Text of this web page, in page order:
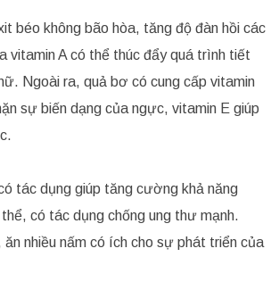
béo không bão hòa, tăng độ đàn hồi các
vitamin A có thể thúc đẩy quá trình tiết
Ngoài ra, quả bơ có cung cấp vitamin
sự biến dạng của ngực, vitamin E giúp
tác dụng giúp tăng cường khả năng
có tác dụng chống ung thư mạnh.
ăn nhiều nấm có ích cho sự phát triển của